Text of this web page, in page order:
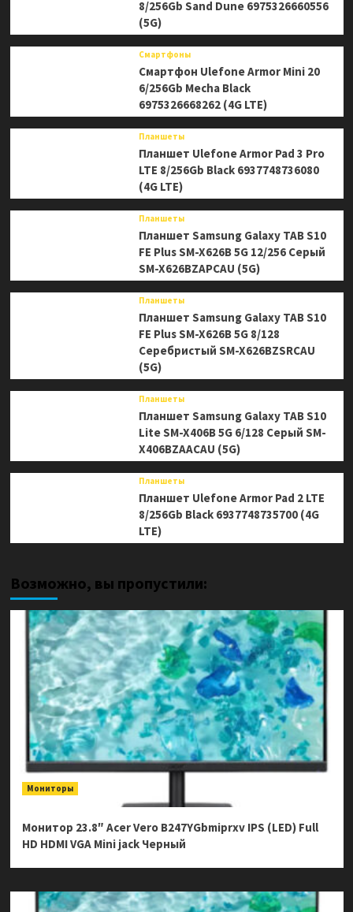
8/256Gb Sand Dune 6975326660556
(5G)
Смартфоны
Смартфон Ulefone Armor Mini 20
6/256Gb Mecha Black
6975326668262 (4G LTE)
Планшеты
Планшет Ulefone Armor Pad 3 Pro
LTE 8/256Gb Black 6937748736080
(4G LTE)
Планшеты
Планшет Samsung Galaxy TAB S10
FE Plus SM-X626B 5G 12/256 Серый
SM-X626BZAPCAU (5G)
Планшеты
Планшет Samsung Galaxy TAB S10
FE Plus SM-X626B 5G 8/128
Серебристый SM-X626BZSRCAU
(5G)
Планшеты
Планшет Samsung Galaxy TAB S10
Lite SM-X406B 5G 6/128 Серый SM-
X406BZAACAU (5G)
Планшеты
Планшет Ulefone Armor Pad 2 LTE
8/256Gb Black 6937748735700 (4G
LTE)
Возможно, вы пропустили:
Мониторы
Монитор 23.8″ Acer Vero B247YGbmiprxv IPS (LED) Full
HD HDMI VGA Mini jack Черный